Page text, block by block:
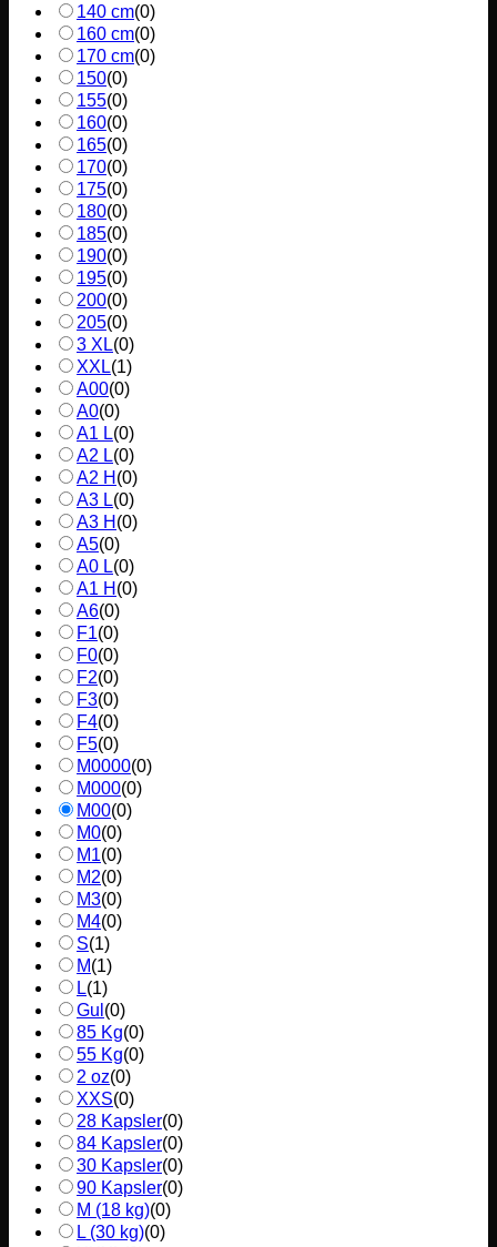
140 cm(0)
160 cm(0)
170 cm(0)
150(0)
155(0)
160(0)
165(0)
170(0)
175(0)
180(0)
185(0)
190(0)
195(0)
200(0)
205(0)
3 XL(0)
XXL(1)
A00(0)
A0(0)
A1 L(0)
A2 L(0)
A2 H (0)
A3 L(0)
A3 H (0)
A5(0)
A0 L(0)
A1 H (0)
A6(0)
F1(0)
F0(0)
F2(0)
F3(0)
F4(0)
F5(0)
M0000(0)
M000(0)
M00(0)
M0(0)
M1(0)
M2(0)
M3(0)
M4(0)
S(1)
M(1)
L(1)
Gul (0)
85 Kg(0)
55 Kg(0)
2 oz(0)
XXS(0)
28 Kapsler(0)
84 Kapsler(0)
30 Kapsler(0)
90 Kapsler(0)
M (18 kg)(0)
L (30 kg)(0)